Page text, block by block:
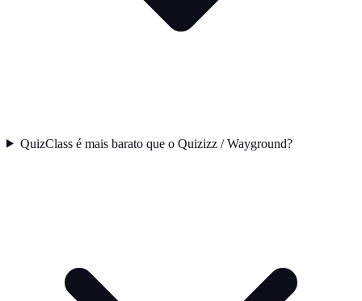
QuizClass é mais barato que o Quizizz / Wayground?